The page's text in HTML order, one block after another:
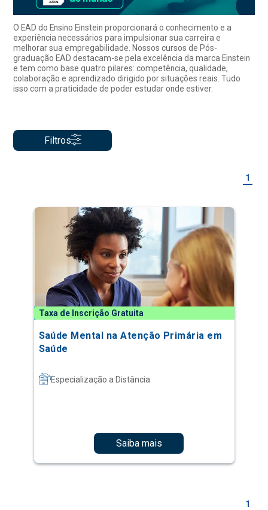
O EAD do Ensino Einstein proporcionará o conhecimento e a
experiência necessários para impulsionar sua carreira e
melhorar sua empregabilidade. Nossos cursos de Pós-
graduação EAD destacam-se pela excelência da marca Einstein
e tem como base quatro pilares: competência, qualidade,
colaboração e aprendizado dirigido por situações reais. Tudo
isso com a praticidade de poder estudar onde estiver.
Filtros
1
Taxa de Inscrição Gratuita
Saúde Mental na Atenção Primária em
Saúde
Especialização a Distância
Saiba mais
1